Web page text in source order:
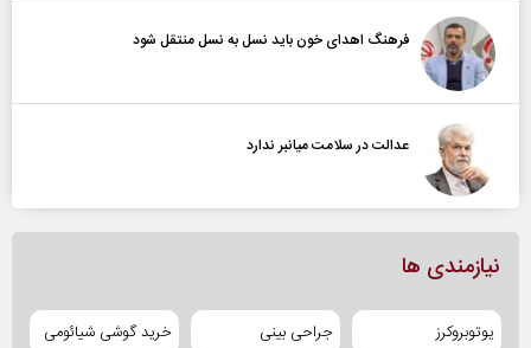
فرهنگ اهدای خون باید نسل به نسل منتقل شود
عدالت در سلامت میانبر ندارد
نیازمندی ها
یوتوبروکرز جراحی بینی خرید گوشی شیائومی